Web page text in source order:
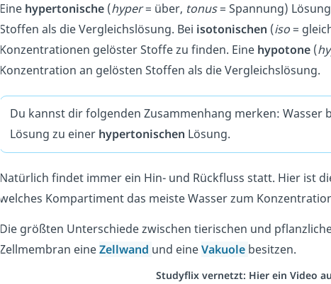
Eine hypertonische (hyper= über, tonus= Spannung)
Stoffen als die Vergleichslösung. Bei isotonischen (iso=
Konzentrationen gelöster Stoffe zu finden. Eine hypotone (
Konzentration an gelösten Stoffen als die Vergleichslösung.
Du kannst dir folgenden Zusammenhang merken:
Lösung zu einer hypertonischen Lösung.
Natürlich findet immer ein Hin- und Rückfluss statt. Hier ist
welches Kompartiment das meiste Wasser zum
Die größten Unterschiede zwischen tierischen und
Zellmembran eineZellwand und eineVakuole besitzen.
Studyflix vernetzt: Hier ein Video